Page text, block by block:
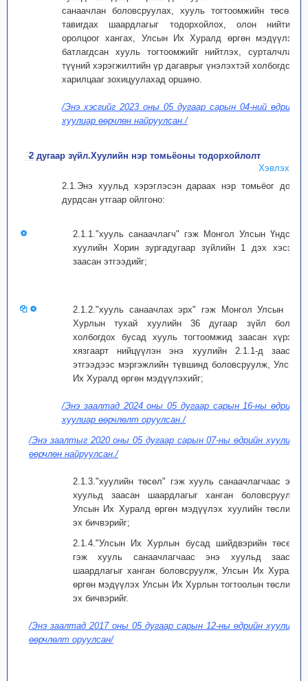
санаачлан боловсруулах, хууль тогтоомжийн төсөлд
тавигдах шаардлагыг тодорхойлох, олон нийтийн
оролцоог хангах, Улсын Их Хуралд өргөн мэдүүлэх,
батлагдсан хууль тогтоомжийг нийтлэх, сурталчлах,
түүний хэрэгжилтийн үр дагаврыг үнэлэхтэй холбогдсон
харилцааг зохицуулахад оршино.
/Энэ хэсгийг 2023 оны 05 дугаар сарын 04-ний өдрийн
хуулиар өөрчлөн найруулсан./
2 дугаар зүйл.Хуулийн нэр томьёоны тодорхойлолт
Хэвлэх
2.1.Энэ хуульд хэрэглэсэн дараах нэр томьёог доор
дурдсан утгаар ойлгоно:
2.1.1."хууль санаачлагч" гэж Монгол Улсын Үндсэн
хуулийн Хорин зургадугаар зүйлийн 1 дэх хэсэгт
заасан этгээдийг;
2.1.2."хууль санаачлах эрх" гэж Монгол Улсын Их
Хурлын тухай хуулийн 36 дугаар зүйл болон
холбогдох бусад хууль тогтоомжид заасан хүрээ,
хязгаарт нийцүүлэн энэ хуулийн 2.1.1-д заасан
этгээдээс мэргэжлийн түвшинд боловсруулж, Улсын
Их Хуралд өргөн мэдүүлэхийг;
/Энэ заалтад 2024 оны 05 дугаар сарын 16-ны өдрийн
хуулиар өөрчлөлт оруулсан./
/Энэ заалтыг 2020 оны 05 дугаар сарын 07-ны өдрийн хуулиар
өөрчлөн найруулсан./
2.1.3."хуулийн төсөл" гэж хууль санаачлагчаас энэ
хуульд заасан шаардлагыг ханган боловсруулж,
Улсын Их Хуралд өргөн мэдүүлэх хуулийн төслийн
эх бичвэрийг;
2.1.4."Улсын Их Хурлын бусад шийдвэрийн төсөл"
гэж хууль санаачлагчаас энэ хуульд заасан
шаардлагыг ханган боловсруулж, Улсын Их Хуралд
өргөн мэдүүлэх Улсын Их Хурлын тогтоолын төслийн
эх бичвэрийг.
/Энэ заалтад 2017 оны 05 дугаар сарын 12-ны өдрийн хуулиар
өөрчлөлт оруулсан/